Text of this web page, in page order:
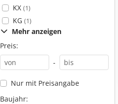
KX (1)
KG (1)
Mehr anzeigen
Preis:
-
Nur mit Preisangabe
Baujahr: